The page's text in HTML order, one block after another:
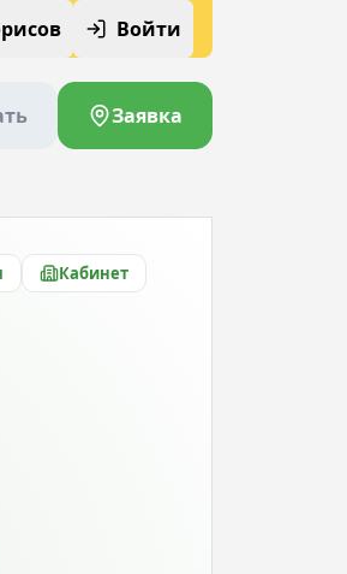
Войти
Заявка
Кабинет